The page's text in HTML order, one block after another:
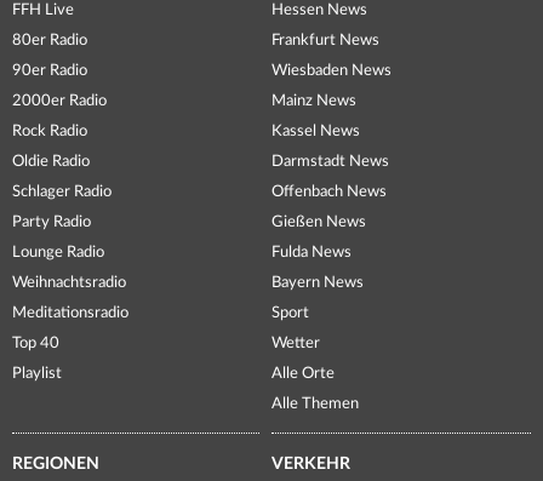
FFH Live
80er Radio
90er Radio
2000er Radio
Rock Radio
Oldie Radio
Schlager Radio
Party Radio
Lounge Radio
Weihnachtsradio
Meditationsradio
Top 40
Playlist
Hessen News
Frankfurt News
Wiesbaden News
Mainz News
Kassel News
Darmstadt News
Offenbach News
Gießen News
Fulda News
Bayern News
Sport
Wetter
Alle Orte
Alle Themen
REGIONEN VERKEHR